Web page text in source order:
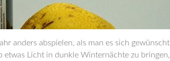
anders abspielen, als man es sich gewünscht
etwas Licht in dunkle Winternächte zu bringen,